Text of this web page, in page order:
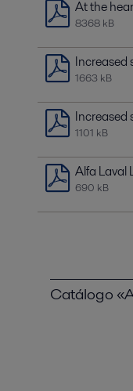
At the
8368 kB
Increased
1663 kB
Increased
1101 kB
Alfa Laval
690 kB
Catálogo